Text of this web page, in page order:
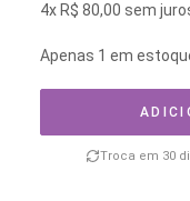
4x R$ 80,00 sem
Apenas 1 em
Troca em 30